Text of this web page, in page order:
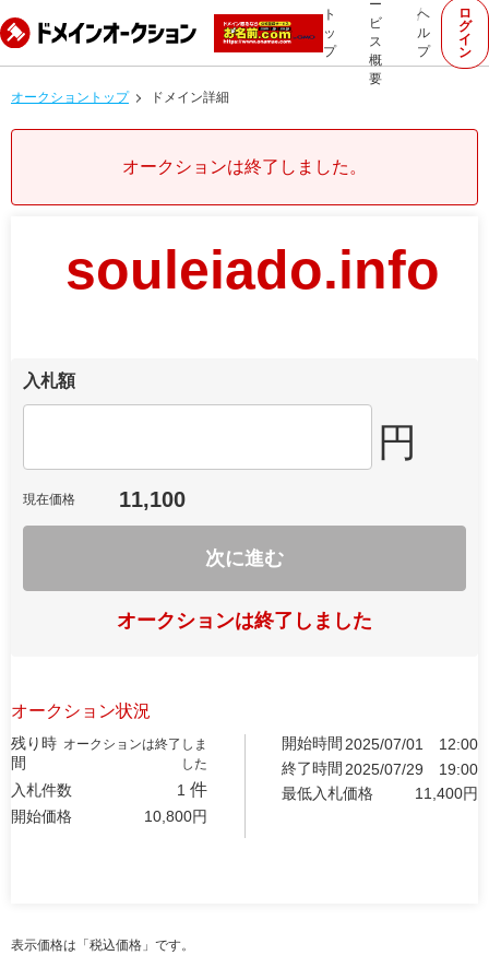
ト
ッ
プ
ー
ビ
ス
概
要
ヘ
ル
プ
ロ
グ
イ
ン
オークショントップ ドメイン詳細
オークションは終了しました。
souleiado.info
入札額
円
現在価格 11,100
次に進む
オークションは終了しました
オークション状況
残り時
間
オークションは終了しま
した
入札件数 1 件
開始価格 10,800円
開始時間 2025/07/01
12:00
終了時間 2025/07/29
19:00
最低入札価格
11,400円
表示価格は「税込価格」です。